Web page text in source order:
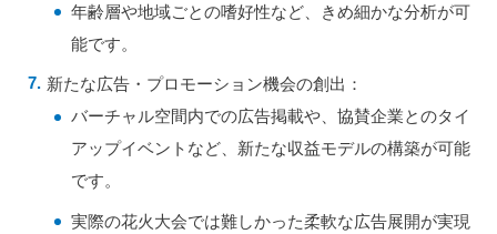
年齢層や地域ごとの嗜好性など、きめ細かな分析が可
能です。
新たな広告・プロモーション機会の創出：
バーチャル空間内での広告掲載や、協賛企業とのタイ
アップイベントなど、新たな収益モデルの構築が可能
です。
実際の花火大会では難しかった柔軟な広告展開が実現